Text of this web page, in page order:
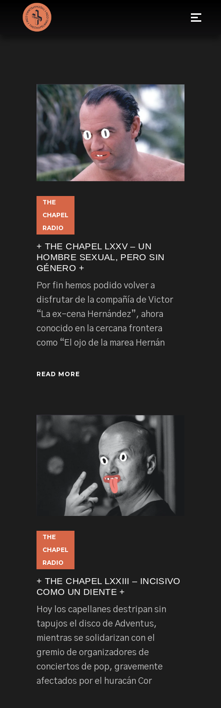
THE
CHAPEL
RADIO
+ THE CHAPEL LXXV – UN
HOMBRE SEXUAL, PERO SIN
GÉNERO +
Por fin hemos podido volver a
disfrutar de la compañía de Victor
“La ex-cena Hernández”, ahora
conocido en la cercana frontera
como “El ojo de la marea Hernán
READ MORE
THE
CHAPEL
RADIO
+ THE CHAPEL LXXIII – INCISIVO
COMO UN DIENTE +
Hoy los capellanes destripan sin
tapujos el disco de Adventus,
mientras se solidarizan con el
gremio de organizadores de
conciertos de pop, gravemente
afectados por el huracán Cor